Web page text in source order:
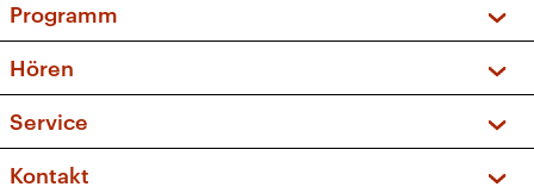
Programm
Sendungen und Podcasts
Musikliste
Kakadu – Das Kinderprogramm
Hören
Frequenzen (UKW + DAB+)
Service
FAQ
Kontakt